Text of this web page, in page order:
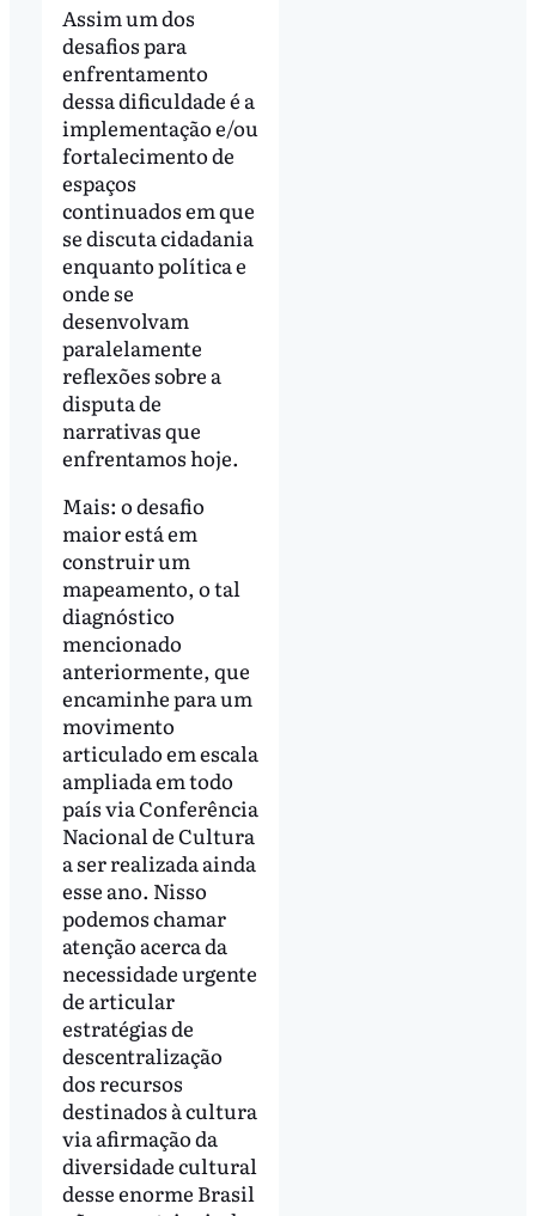
Assim um dos
desafios para
enfrentamento
dessa dificuldade é a
implementação e/ou
fortalecimento de
espaços
continuados em que
se discuta cidadania
enquanto política e
onde se
desenvolvam
paralelamente
reflexões sobre a
disputa de
narrativas que
enfrentamos hoje.
Mais: o desafio
maior está em
construir um
mapeamento, o tal
diagnóstico
mencionado
anteriormente, que
encaminhe para um
movimento
articulado em escala
ampliada em todo
país via Conferência
Nacional de Cultura
a ser realizada ainda
esse ano. Nisso
podemos chamar
atenção acerca da
necessidade urgente
de articular
estratégias de
descentralização
dos recursos
destinados à cultura
via afirmação da
diversidade cultural
desse enorme Brasil